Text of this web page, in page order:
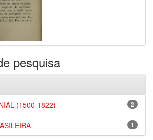
pesquisa
2
(1500-1822)
1